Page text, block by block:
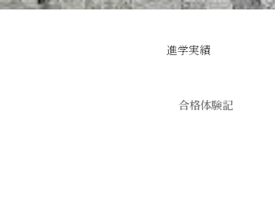
進学実績
合格体験記